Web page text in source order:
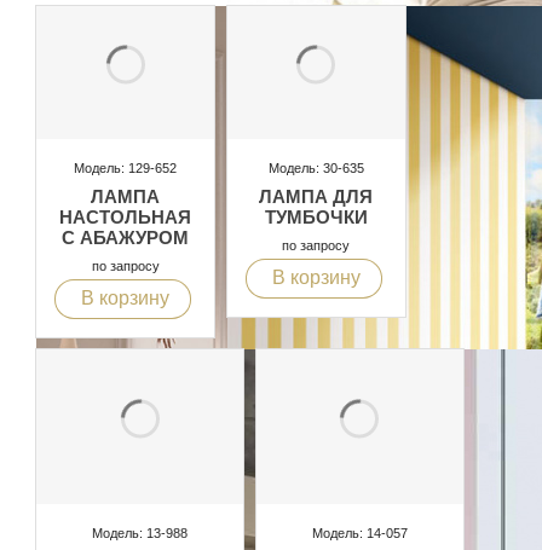
Модель: 129-652
ЛАМПА
НАСТОЛЬНАЯ
С АБАЖУРОМ
по запросу
В корзину
Модель: 30-635
ЛАМПА ДЛЯ
ТУМБОЧКИ
по запросу
В корзину
Модель: 13-988 Модель: 14-057